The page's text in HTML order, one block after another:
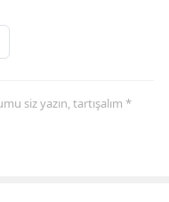
siz yazın, tartışalım *